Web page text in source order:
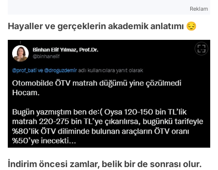
Reklam
Hayaller ve gerçeklerin akademik anlatımı 😔
İndirim öncesi zamlar, belik bir de sonrası olur.